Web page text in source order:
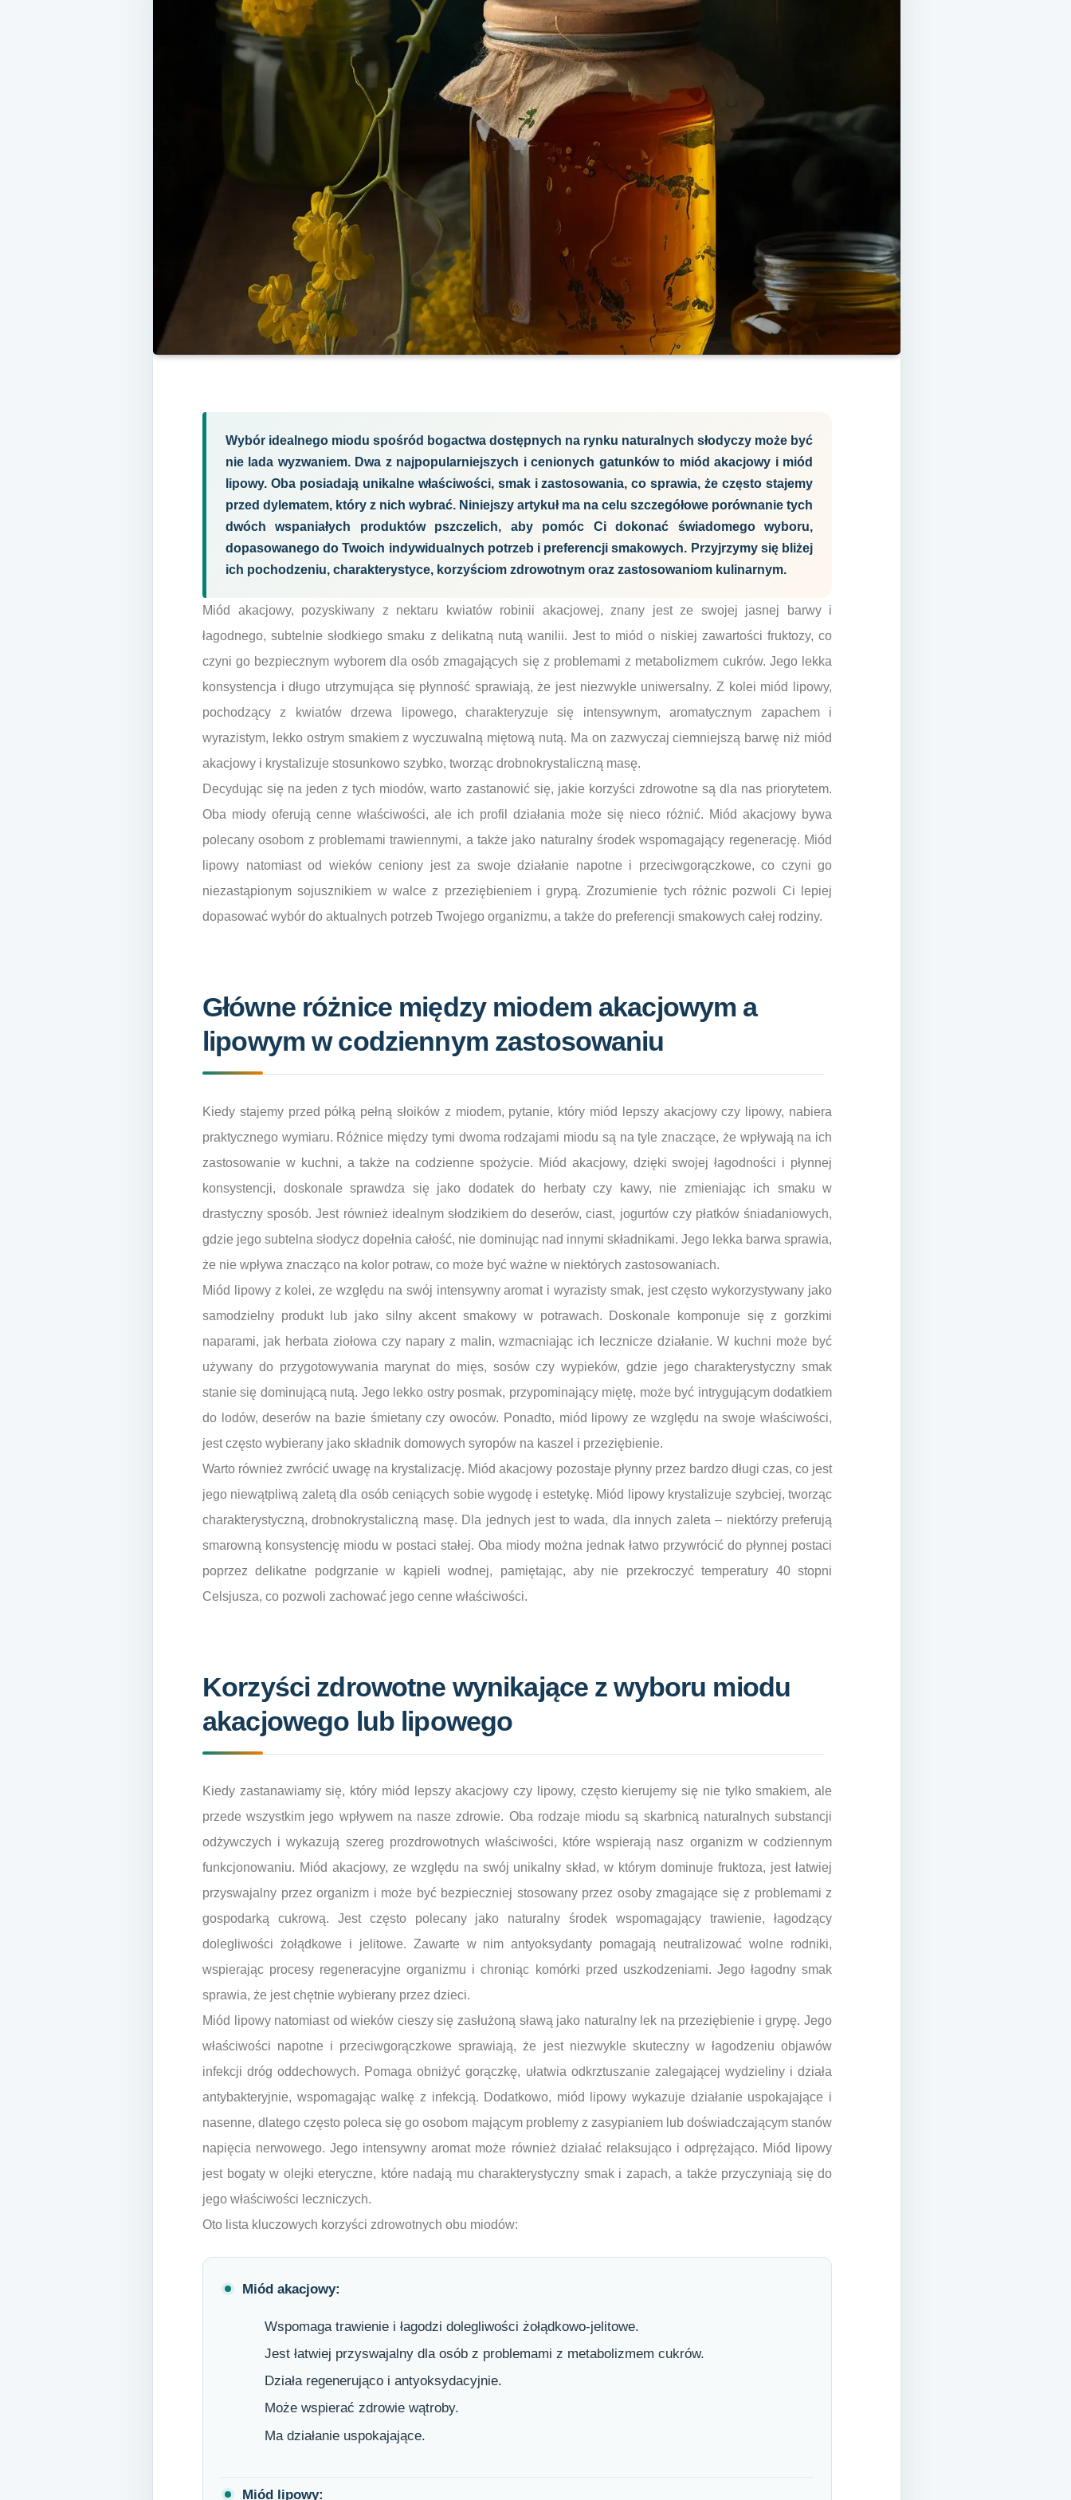
Wybór idealnego miodu spośród bogactwa dostępnych na rynku naturalnych słodyczy może być
nie lada wyzwaniem. Dwa z najpopularniejszych i cenionych gatunków to miód akacjowy i miód
lipowy. Oba posiadają unikalne właściwości, smak i zastosowania, co sprawia, że często stajemy
przed dylematem, który z nich wybrać. Niniejszy artykuł ma na celu szczegółowe porównanie tych
dwóch wspaniałych produktów pszczelich, aby pomóc Ci dokonać świadomego wyboru,
dopasowanego do Twoich indywidualnych potrzeb i preferencji smakowych. Przyjrzymy się bliżej
ich pochodzeniu, charakterystyce, korzyściom zdrowotnym oraz zastosowaniom kulinarnym.
Miód akacjowy, pozyskiwany z nektaru kwiatów robinii akacjowej, znany jest ze swojej jasnej barwy i
łagodnego, subtelnie słodkiego smaku z delikatną nutą wanilii. Jest to miód o niskiej zawartości fruktozy, co
czyni go bezpiecznym wyborem dla osób zmagających się z problemami z metabolizmem cukrów. Jego lekka
konsystencja i długo utrzymująca się płynność sprawiają, że jest niezwykle uniwersalny. Z kolei miód lipowy,
pochodzący z kwiatów drzewa lipowego, charakteryzuje się intensywnym, aromatycznym zapachem i
wyrazistym, lekko ostrym smakiem z wyczuwalną miętową nutą. Ma on zazwyczaj ciemniejszą barwę niż miód
akacjowy i krystalizuje stosunkowo szybko, tworząc drobnokrystaliczną masę.
Decydując się na jeden z tych miodów, warto zastanowić się, jakie korzyści zdrowotne są dla nas priorytetem.
Oba miody oferują cenne właściwości, ale ich profil działania może się nieco różnić. Miód akacjowy bywa
polecany osobom z problemami trawiennymi, a także jako naturalny środek wspomagający regenerację. Miód
lipowy natomiast od wieków ceniony jest za swoje działanie napotne i przeciwgorączkowe, co czyni go
niezastąpionym sojusznikiem w walce z przeziębieniem i grypą. Zrozumienie tych różnic pozwoli Ci lepiej
dopasować wybór do aktualnych potrzeb Twojego organizmu, a także do preferencji smakowych całej rodziny.
Główne różnice między miodem akacjowym a
lipowym w codziennym zastosowaniu
Kiedy stajemy przed półką pełną słoików z miodem, pytanie, który miód lepszy akacjowy czy lipowy, nabiera
praktycznego wymiaru. Różnice między tymi dwoma rodzajami miodu są na tyle znaczące, że wpływają na ich
zastosowanie w kuchni, a także na codzienne spożycie. Miód akacjowy, dzięki swojej łagodności i płynnej
konsystencji, doskonale sprawdza się jako dodatek do herbaty czy kawy, nie zmieniając ich smaku w
drastyczny sposób. Jest również idealnym słodzikiem do deserów, ciast, jogurtów czy płatków śniadaniowych,
gdzie jego subtelna słodycz dopełnia całość, nie dominując nad innymi składnikami. Jego lekka barwa sprawia,
że nie wpływa znacząco na kolor potraw, co może być ważne w niektórych zastosowaniach.
Miód lipowy z kolei, ze względu na swój intensywny aromat i wyrazisty smak, jest często wykorzystywany jako
samodzielny produkt lub jako silny akcent smakowy w potrawach. Doskonale komponuje się z gorzkimi
naparami, jak herbata ziołowa czy napary z malin, wzmacniając ich lecznicze działanie. W kuchni może być
używany do przygotowywania marynat do mięs, sosów czy wypieków, gdzie jego charakterystyczny smak
stanie się dominującą nutą. Jego lekko ostry posmak, przypominający miętę, może być intrygującym dodatkiem
do lodów, deserów na bazie śmietany czy owoców. Ponadto, miód lipowy ze względu na swoje właściwości,
jest często wybierany jako składnik domowych syropów na kaszel i przeziębienie.
Warto również zwrócić uwagę na krystalizację. Miód akacjowy pozostaje płynny przez bardzo długi czas, co jest
jego niewątpliwą zaletą dla osób ceniących sobie wygodę i estetykę. Miód lipowy krystalizuje szybciej, tworząc
charakterystyczną, drobnokrystaliczną masę. Dla jednych jest to wada, dla innych zaleta – niektórzy preferują
smarowną konsystencję miodu w postaci stałej. Oba miody można jednak łatwo przywrócić do płynnej postaci
poprzez delikatne podgrzanie w kąpieli wodnej, pamiętając, aby nie przekroczyć temperatury 40 stopni
Celsjusza, co pozwoli zachować jego cenne właściwości.
Korzyści zdrowotne wynikające z wyboru miodu
akacjowego lub lipowego
Kiedy zastanawiamy się, który miód lepszy akacjowy czy lipowy, często kierujemy się nie tylko smakiem, ale
przede wszystkim jego wpływem na nasze zdrowie. Oba rodzaje miodu są skarbnicą naturalnych substancji
odżywczych i wykazują szereg prozdrowotnych właściwości, które wspierają nasz organizm w codziennym
funkcjonowaniu. Miód akacjowy, ze względu na swój unikalny skład, w którym dominuje fruktoza, jest łatwiej
przyswajalny przez organizm i może być bezpieczniej stosowany przez osoby zmagające się z problemami z
gospodarką cukrową. Jest często polecany jako naturalny środek wspomagający trawienie, łagodzący
dolegliwości żołądkowe i jelitowe. Zawarte w nim antyoksydanty pomagają neutralizować wolne rodniki,
wspierając procesy regeneracyjne organizmu i chroniąc komórki przed uszkodzeniami. Jego łagodny smak
sprawia, że jest chętnie wybierany przez dzieci.
Miód lipowy natomiast od wieków cieszy się zasłużoną sławą jako naturalny lek na przeziębienie i grypę. Jego
właściwości napotne i przeciwgorączkowe sprawiają, że jest niezwykle skuteczny w łagodzeniu objawów
infekcji dróg oddechowych. Pomaga obniżyć gorączkę, ułatwia odkrztuszanie zalegającej wydzieliny i działa
antybakteryjnie, wspomagając walkę z infekcją. Dodatkowo, miód lipowy wykazuje działanie uspokajające i
nasenne, dlatego często poleca się go osobom mającym problemy z zasypianiem lub doświadczającym stanów
napięcia nerwowego. Jego intensywny aromat może również działać relaksująco i odprężająco. Miód lipowy
jest bogaty w olejki eteryczne, które nadają mu charakterystyczny smak i zapach, a także przyczyniają się do
jego właściwości leczniczych.
Oto lista kluczowych korzyści zdrowotnych obu miodów:
Miód akacjowy:
Wspomaga trawienie i łagodzi dolegliwości żołądkowo-jelitowe.
Jest łatwiej przyswajalny dla osób z problemami z metabolizmem cukrów.
Działa regenerująco i antyoksydacyjnie.
Może wspierać zdrowie wątroby.
Ma działanie uspokajające.
Miód lipowy: